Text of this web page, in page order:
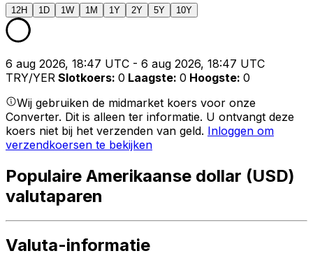
12H 1D 1W 1M 1Y 2Y 5Y 10Y
6 aug 2026, 18:47 UTC - 6 aug 2026, 18:47 UTC
TRY/YER Slotkoers: 0 Laagste: 0 Hoogste: 0
Wij gebruiken de midmarket koers voor onze
Converter. Dit is alleen ter informatie. U ontvangt deze
koers niet bij het verzenden van geld. Inloggen om
verzendkoersen te bekijken
Populaire Amerikaanse dollar (USD)
valutaparen
Valuta-informatie